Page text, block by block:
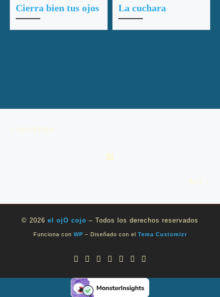
Cierra bien tus ojos La cuchara
INVIERNO
ALY
© 2026 el ojO cojo – Todos los derechos reservados
Funciona con WP – Diseñado con el Tema Customizr